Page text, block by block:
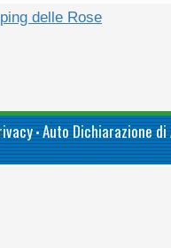
delle Rose
•Auto Dichiarazione